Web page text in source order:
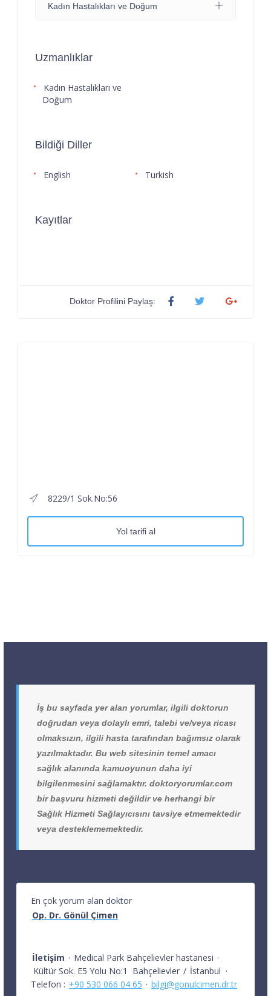
Kadın Hastalıkları ve Doğum
Uzmanlıklar
Kadın Hastalıkları ve
Doğum
Bildiği Diller
English Turkish
Kayıtlar
Doktor Profilini Paylaş:
8229/1 Sok.No:56
Yol tarifi al
İş bu sayfada yer alan yorumlar, ilgili doktorun
doğrudan veya dolaylı emri, talebi ve/veya ricası
olmaksızın, ilgili hasta tarafından bağımsız olarak
yazılmaktadır. Bu web sitesinin temel amacı
sağlık alanında kamuoyunun daha iyi
bilgilenmesini sağlamaktır. doktoryorumlar.com
bir başvuru hizmeti değildir ve herhangi bir
Sağlık Hizmeti Sağlayıcısını tavsiye etmemektedir
veya desteklememektedir.
En çok yorum alan doktor
Op. Dr. Gönül Çimen
İletişim · Medical Park Bahçelievler hastanesi ·
Kültür Sok. E5 Yolu No:1
Bahçelievler / İstanbul ·
Telefon : +90 530 066 04 65 · bilgi@gonulcimen.dr.tr